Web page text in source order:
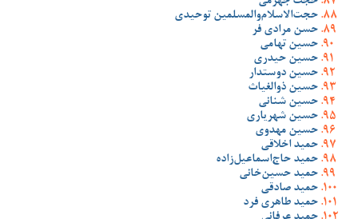
حجت‌الاسلام‌والمسلمین توحیدی
حسن مرادی فر
حسین تهامی
حسین حیدری
حسین دوستدار
حسین ذوالغیاث
حسین شنانی
حسین شهریاری
حسین مهدوی
حمید اخلاقی
حمید حاج‌اسماعیل‌زاده
حمید حسین‌خانی
حمید صادقی
حمید طاهری فرد